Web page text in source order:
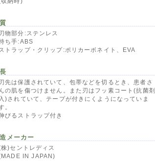
物部分:ステンレス
ち手:ABS
ストラップ・クリップ:ポリカーボネイト、EVA
先は保護されていて、包帯などを切るとき、患者さ
んの肌を傷つけません。また刃はフッ素コート(抗菌剤
入)されていて、テープが付きにくようになっていま
。
びるストラップ付き
メーカー
)セントレディス
IN JAPAN)